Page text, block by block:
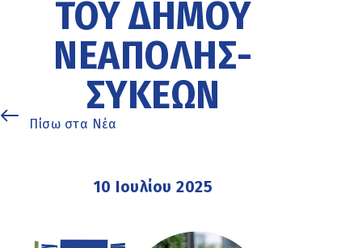
ΤΟΥ ΔΉΜΟΥ
ΝΕΆΠΟΛΗΣ-
ΣΥΚΕΏΝ
Πίσω στα Νέα
10 Ιουλίου 2025